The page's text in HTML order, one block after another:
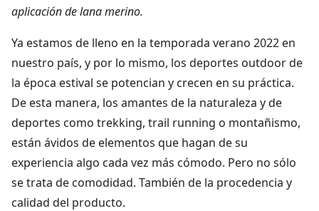
aplicación de lana merino.
Ya estamos de lleno en la temporada verano 2022 en
nuestro país, y por lo mismo, los deportes outdoor de
la época estival se potencian y crecen en su práctica.
De esta manera, los amantes de la naturaleza y de
deportes como trekking, trail running o montañismo,
están ávidos de elementos que hagan de su
experiencia algo cada vez más cómodo. Pero no sólo
se trata de comodidad. También de la procedencia y
calidad del producto.